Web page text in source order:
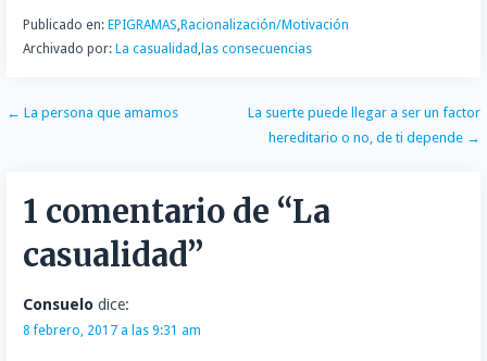
i
r
Publicado en: EPIGRAMAS,Racionalización/Motivación
Archivado por: La casualidad ,las consecuencias
Navegación
entradas
← La persona que amamos
La suerte puede llegar a ser un factor
hereditario o no, de ti depende →
1 comentario de “La
casualidad”
Consuelo dice:
8 febrero, 2017 a las 9:31 am